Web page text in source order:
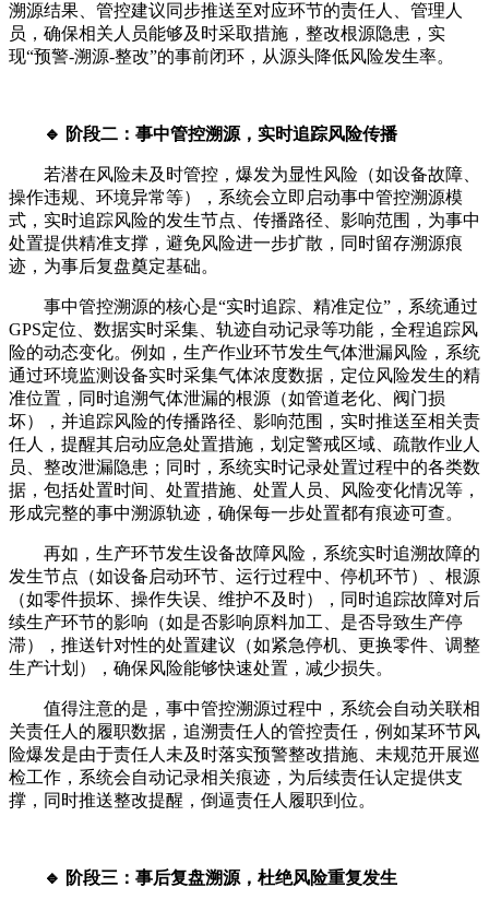
溯源结果、管控建议同步推送至对应环节的责任人、管理人
员，确保相关人员能够及时采取措施，整改根源隐患，实
现“预警-溯源-整改”的事前闭环，从源头降低风险发生率。
🔹 阶段二：事中管控溯源，实时追踪风险传播
若潜在风险未及时管控，爆发为显性风险（如设备故障、
操作违规、环境异常等），系统会立即启动事中管控溯源模
式，实时追踪风险的发生节点、传播路径、影响范围，为事中
处置提供精准支撑，避免风险进一步扩散，同时留存溯源痕
迹，为事后复盘奠定基础。
事中管控溯源的核心是“实时追踪、精准定位”，系统通过
GPS定位、数据实时采集、轨迹自动记录等功能，全程追踪风
险的动态变化。例如，生产作业环节发生气体泄漏风险，系统
通过环境监测设备实时采集气体浓度数据，定位风险发生的精
准位置，同时追溯气体泄漏的根源（如管道老化、阀门损
坏），并追踪风险的传播路径、影响范围，实时推送至相关责
任人，提醒其启动应急处置措施，划定警戒区域、疏散作业人
员、整改泄漏隐患；同时，系统实时记录处置过程中的各类数
据，包括处置时间、处置措施、处置人员、风险变化情况等，
形成完整的事中溯源轨迹，确保每一步处置都有痕迹可查。
再如，生产环节发生设备故障风险，系统实时追溯故障的
发生节点（如设备启动环节、运行过程中、停机环节）、根源
（如零件损坏、操作失误、维护不及时），同时追踪故障对后
续生产环节的影响（如是否影响原料加工、是否导致生产停
滞），推送针对性的处置建议（如紧急停机、更换零件、调整
生产计划），确保风险能够快速处置，减少损失。
值得注意的是，事中管控溯源过程中，系统会自动关联相
关责任人的履职数据，追溯责任人的管控责任，例如某环节风
险爆发是由于责任人未及时落实预警整改措施、未规范开展巡
检工作，系统会自动记录相关痕迹，为后续责任认定提供支
撑，同时推送整改提醒，倒逼责任人履职到位。
🔹 阶段三：事后复盘溯源，杜绝风险重复发生